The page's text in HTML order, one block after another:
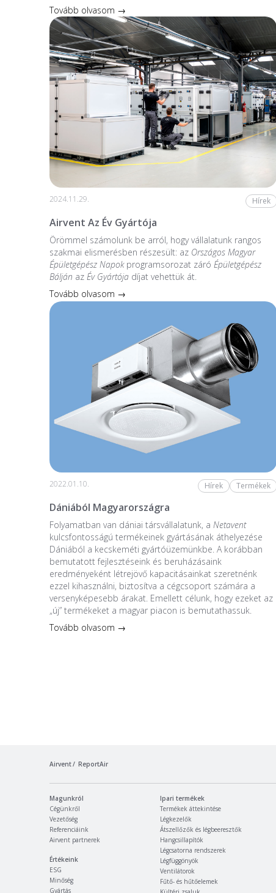
Tovább olvasom →
2024.11.29. Hírek
Airvent Az Év Gyártója
Örömmel számolunk be arról, hogy vállalatunk rangos
szakmai elismerésben részesült: az Országos Magyar
Épületgépész Napokprogramsorozat záró Épületgépész
Bálján az Év Gyártójadíjat vehettük át.
Tovább olvasom →
2022.01.10. Hírek Termékek
Dániából Magyarországra
Folyamatban van dániai társvállalatunk, a Netavent
kulcsfontosságú termékeinek gyártásának áthelyezése
Dániából a kecskeméti gyártóüzemünkbe. A korábban
bemutatott fejlesztéseink és beruházásaink
eredményeként létrejövő kapacitásainkat szeretnénk
ezzel kihasználni, biztosítva a cégcsoport számára a
versenyképesebb árakat. Emellett célunk, hogy ezeket az
„új” termékeket a magyar piacon is bemutathassuk.
Tovább olvasom →
Airvent ReportAir
Magunkról
Cégünkről
Vezetőség
Referenciáink
Airvent partnerek
Értékeink
ESG
Minőség
Gyártás
Ipari termékek
Termékek áttekintése
Légkezelők
Átszellőzők és légbeeresztők
Hangcsillapítók
Légcsatorna rendszerek
Légfüggönyök
Ventilátorok
Fűtő- és hűtőelemek